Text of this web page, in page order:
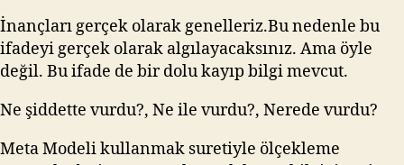
İnançları gerçek olarak genelleriz.Bu nedenle bu
ifadeyi gerçek olarak algılayacaksınız. Ama öyle
değil. Bu ifade de bir dolu kayıp bilgi mevcut.
Ne şiddette vurdu?, Ne ile vurdu?, Nerede vurdu?
Meta Modeli kullanmak suretiyle ölçekleme